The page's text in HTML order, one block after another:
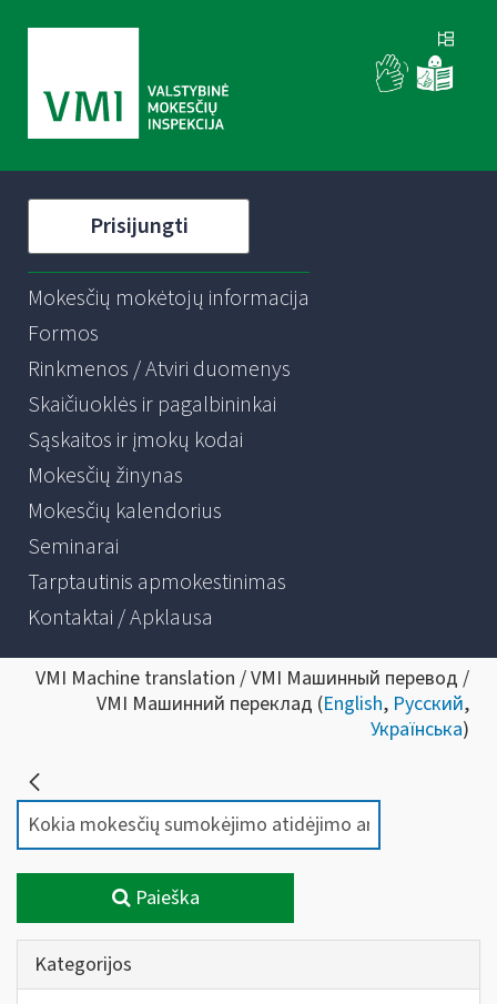
Prisijungti
Mokesčių mokėtojų informacija
Formos
Rinkmenos / Atviri duomenys
Skaičiuoklės ir pagalbininkai
Sąskaitos ir įmokų kodai
Mokesčių žinynas
Mokesčių kalendorius
Seminarai
Tarptautinis apmokestinimas
Kontaktai / Apklausa
VMI Machine translation / VMI Машинный перевод /
VMI Машинний переклад (English, Русский,
Українська)
Paieška
Kategorijos